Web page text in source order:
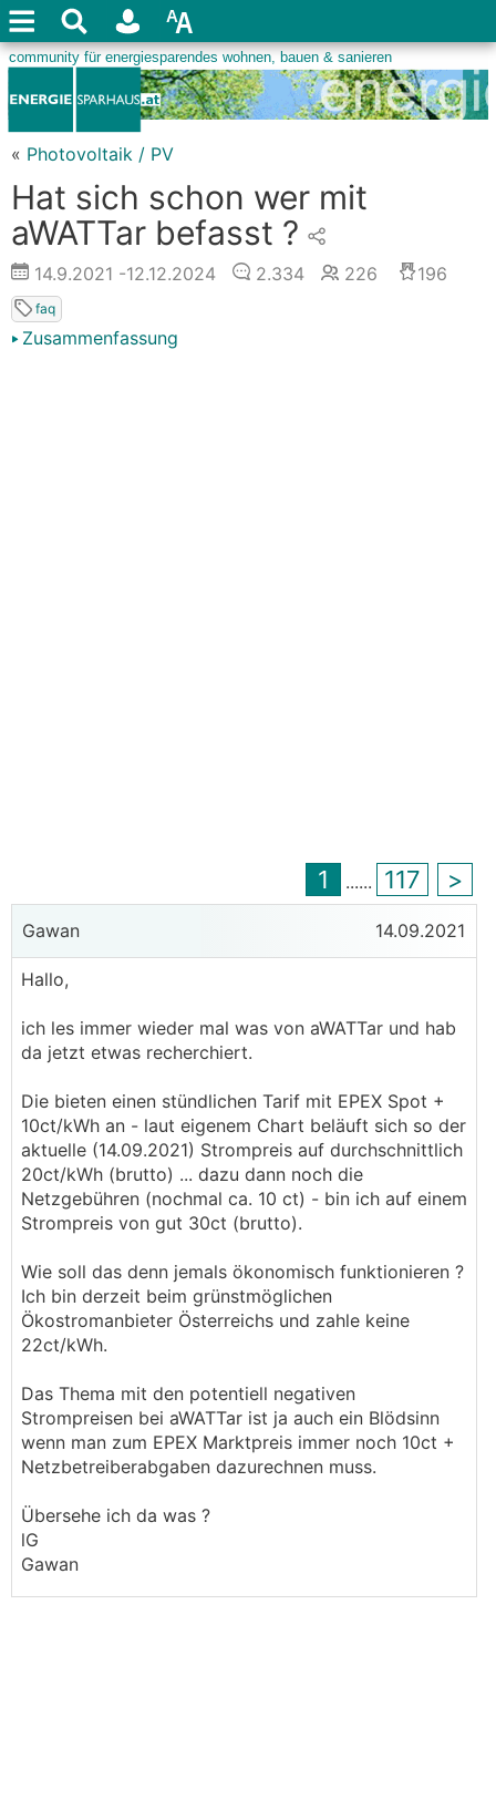
« Photovoltaik / PV
Hat sich schon wer mit
aWATTar befasst ?
14.9.2021 -12.12.2024 2.334 226 196
faq
Zusammenfassung
1 ...... 117 >
Gawan 14.09.2021
Hallo,
ich les immer wieder mal was von aWATTar und hab
da jetzt etwas recherchiert.
Die bieten einen stündlichen Tarif mit EPEX Spot +
10ct/kWh an - laut eigenem Chart beläuft sich so der
aktuelle (14.09.2021) Strompreis auf durchschnittlich
20ct/kWh (brutto) ... dazu dann noch die
Netzgebühren (nochmal ca. 10 ct) - bin ich auf einem
Strompreis von gut 30ct (brutto).
Wie soll das denn jemals ökonomisch funktionieren ?
Ich bin derzeit beim grünstmöglichen
Ökostromanbieter Österreichs und zahle keine
22ct/kWh.
Das Thema mit den potentiell negativen
Strompreisen bei aWATTar ist ja auch ein Blödsinn
wenn man zum EPEX Marktpreis immer noch 10ct +
Netzbetreiberabgaben dazurechnen muss.
Übersehe ich da was ?
lG
Gawan